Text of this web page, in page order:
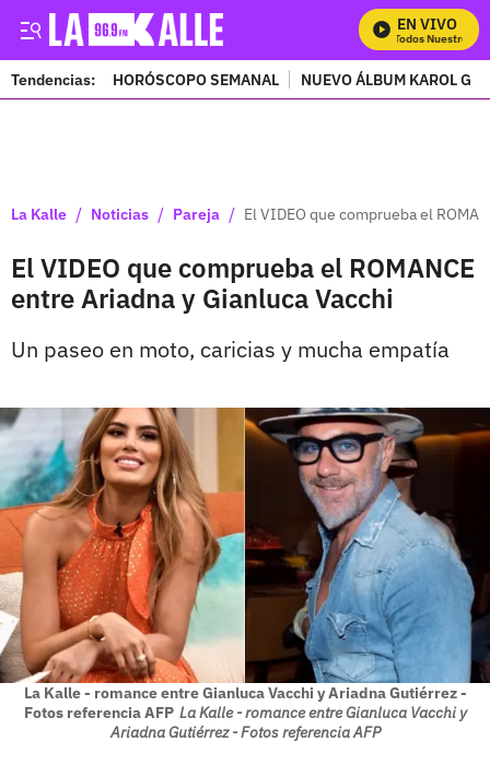
EN VIVO
Mira Todos Nuestros
Tendencias: HORÓSCOPO SEMANAL NUEVO ÁLBUM KAROL G
La Kalle / Noticias / Pareja / El VIDEO que comprueba el
El VIDEO que comprueba el ROMANCE
entre Ariadna y Gianluca Vacchi
Un paseo en moto, caricias y mucha empatía
La Kalle - romance entre Gianluca Vacchi y Ariadna Gutiérrez -
Fotos referencia AFP La Kalle - romance entre Gianluca Vacchi y
Ariadna Gutiérrez - Fotos referencia AFP